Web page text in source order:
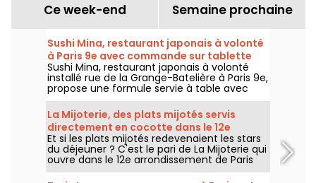
Ce week-end Semaine prochaine
Sushi Mina, restaurant japonais à volonté
à Paris 9e avec commande sur tablette
Sushi Mina, restaurant japonais à volonté
installé rue de la Grange-Batelière à Paris 9e,
propose une formule servie à table avec
commande sur tablette. Sushis, makis,
gyozas, brochettes et plats préparés à la
demande sont proposés midi et soir, du
mardi au dimanche.
La Mijoterie, des plats mijotés servis
directement en cocotte dans le 12e
arrondissement
Et si les plats mijotés redevenaient les stars
du déjeuner ? C'est le pari de La Mijoterie qui
ouvre dans le 12e arrondissement de Paris
avec une cuisine de longue cuisson